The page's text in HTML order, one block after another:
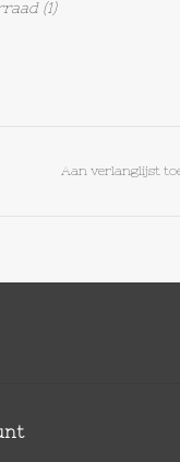
(1)
Aan verlanglijst